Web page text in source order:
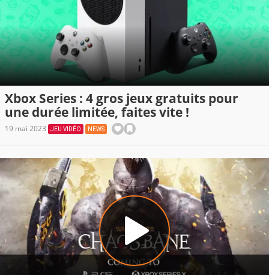
Xbox Series : 4 gros jeux gratuits pour
une durée limitée, faites vite !
19 mai 2023 JEU VIDÉO NEWS